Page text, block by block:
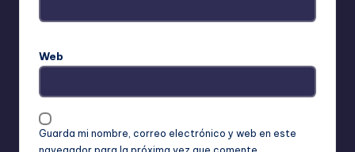
Web
Guarda mi nombre, correo electrónico y web en este